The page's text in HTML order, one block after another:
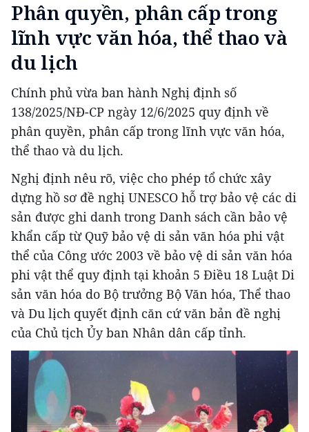
Phân quyền, phân cấp trong
lĩnh vực văn hóa, thể thao và
du lịch
Chính phủ vừa ban hành Nghị định số
138/2025/NĐ-CP ngày 12/6/2025 quy định về
phân quyền, phân cấp trong lĩnh vực văn hóa,
thể thao và du lịch.
Nghị định nêu rõ, việc cho phép tổ chức xây
dựng hồ sơ đề nghị UNESCO hỗ trợ bảo vệ các di
sản được ghi danh trong Danh sách cần bảo vệ
khẩn cấp từ Quỹ bảo vệ di sản văn hóa phi vật
thể của Công ước 2003 về bảo vệ di sản văn hóa
phi vật thể quy định tại khoản 5 Điều 18 Luật Di
sản văn hóa do Bộ trưởng Bộ Văn hóa, Thể thao
và Du lịch quyết định căn cứ văn bản đề nghị
của Chủ tịch Ủy ban Nhân dân cấp tỉnh.